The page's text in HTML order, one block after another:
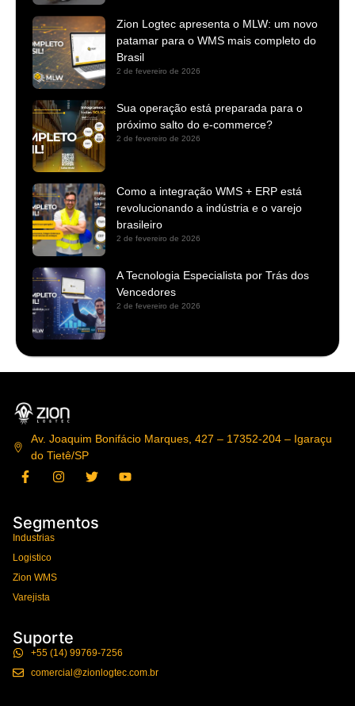
Zion Logtec apresenta o MLW: um novo
patamar para o WMS mais completo do
Brasil
2 de fevereiro de 2026
Sua operação está preparada para o
próximo salto do e-commerce?
2 de fevereiro de 2026
Como a integração WMS + ERP está
revolucionando a indústria e o varejo
brasileiro
2 de fevereiro de 2026
A Tecnologia Especialista por Trás dos
Vencedores
2 de fevereiro de 2026
Av. Joaquim Bonifácio Marques, 427 – 17352-204 – Igaraçu
do Tietê/SP
Segmentos
Industrias
Logistico
Zion WMS
Varejista
Suporte
+55 (14) 99769-7256
comercial@zionlogtec.com.br